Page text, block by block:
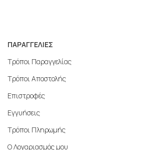
ΠΑΡΑΓΓΕΛΙΕΣ
Τρόποι Παραγγελίας
Τρόποι Αποστολής
Επιστροφές
Εγγυήσεις
Τρόποι Πληρωμής
Ο Λογαριασμός μου